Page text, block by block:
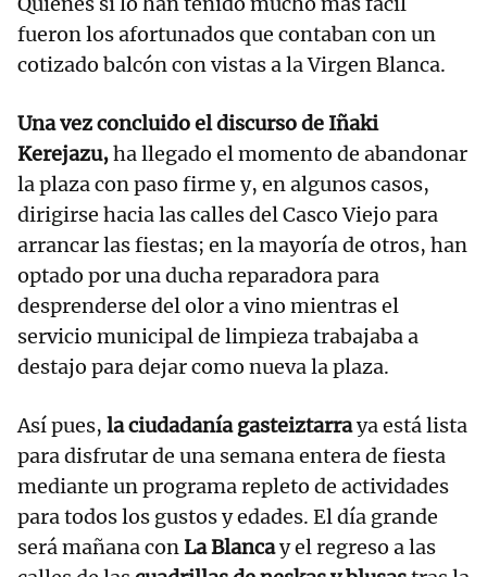
fueron los afortunados que contaban con un
cotizado balcón con vistas a la Virgen Blanca.
Una vez concluido el discurso de Iñaki
Kerejazu,ha llegado el momento de abandonar
la plaza con paso firme y, en algunos casos,
dirigirse hacia las calles del Casco Viejo para
arrancar las fiestas; en la mayoría de otros, han
optado por una ducha reparadora para
desprenderse del olor a vino mientras el
servicio municipal de limpieza trabajaba a
destajo para dejar como nueva la plaza.
Así pues, la ciudadanía gasteiztarraya está lista
para disfrutar de una semana entera de fiesta
mediante un programa repleto de actividades
para todos los gustos y edades. El día grande
será mañana conLa Blancay el regreso a las